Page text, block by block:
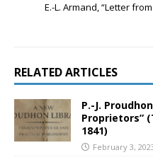
E.-L. Armand, “Letter
RELATED ARTICLES
P.-J.
Proprietors”
1841)
February 3,